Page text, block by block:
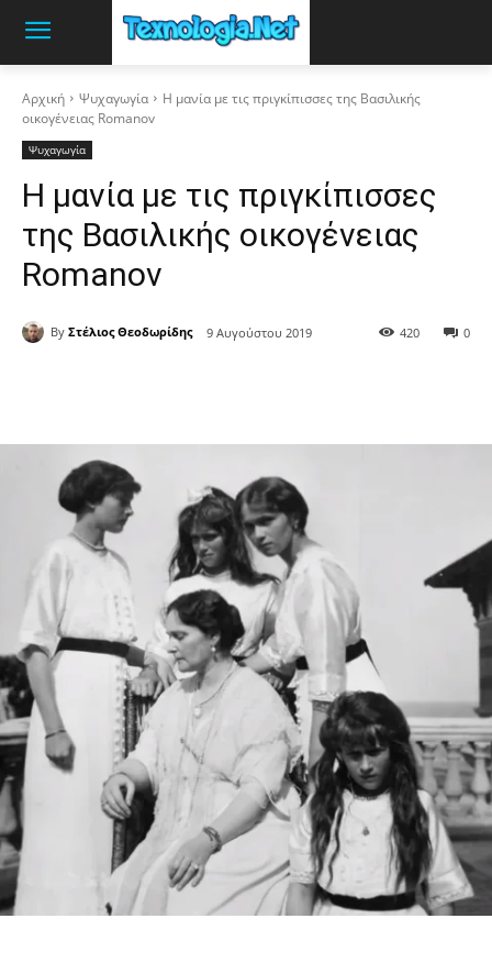
Αρχική Ψυχαγωγία
Η μανία με τις πριγκίπισσες της Βασιλικής
οικογένειας Romanov
Ψυχαγωγία
Η μανία με τις πριγκίπισσες
της Βασιλικής οικογένειας
Romanov
By Στέλιος Θεοδωρίδης 9 Αυγούστου 2019 0
420